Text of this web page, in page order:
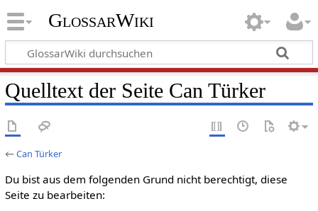
GlossarWiki
Quelltext der Seite Can Türker
←Can Türker
Du bist aus dem folgenden Grund nicht berechtigt, diese
Seite zu bearbeiten: